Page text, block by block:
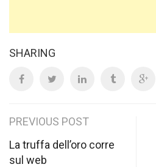
SHARING
Post
navigation
PREVIOUS POST
La truffa dell’oro corre
sul web